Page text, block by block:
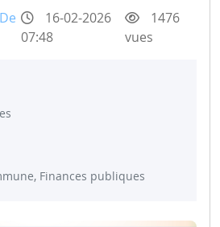
16-02-2026
07:48
1476
vues
Finances publiques